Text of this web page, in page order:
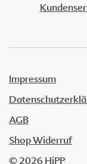
Impressum
AGB
Shop Widerruf
© 2026 HiPP